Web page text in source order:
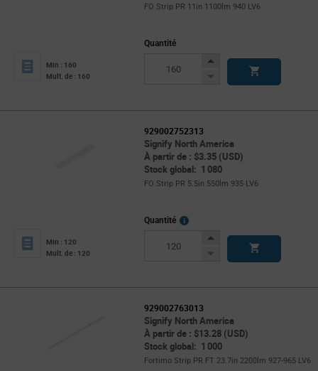
FO Strip PR 11in 1100lm 940 LV6
Min : 160
Mult. de : 160
Quantité
Increase
Decrease
929002752313
Signify North America
À partir de : $3.35 (USD)
Stock global: 1 080
FO Strip PR 5.5in 550lm 935 LV6
Min : 120
Mult. de : 120
Quantité
More
Increase
Decrease
929002763013
Signify North America
À partir de : $13.28 (USD)
Stock global: 1 000
Fortimo Strip PR FT 23.7in 2200lm 927-965 LV6